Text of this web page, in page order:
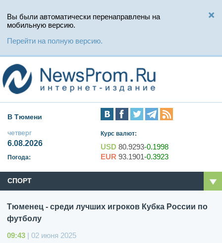
Вы были автоматически перенаправлены на
мобильную версию.
Перейти на полную версию.
В Тюмени
четверг
6.08.2026
Погода:
Курс валют:
USD 80.9293-0.1998
EUR 93.1901-0.3923
СПОРТ
Тюменец - среди лучших игроков Кубка России по
футболу
09:43 | 02 июня 2025